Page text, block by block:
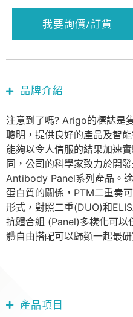
我要詢價/訂貨
品牌介紹
注意到了嗎? Arigo的標誌是
聰明，提供良好的產品及智
能夠以令人信服的結果加速
同，公司的科學家致力於開
Antibody Panel系列產品。
蛋白質的關係，PTM二重奏
形式，對照二重(DUO)和
抗體合組 (Panel)多樣化可以
體自由搭配可以歸類一起最研
產品項目